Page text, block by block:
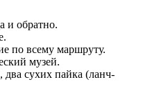
и обратно.
по всему маршруту.
музей.
два сухих пайка (ланч-